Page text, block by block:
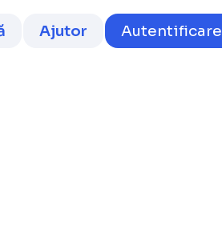
Ajutor Autentificare